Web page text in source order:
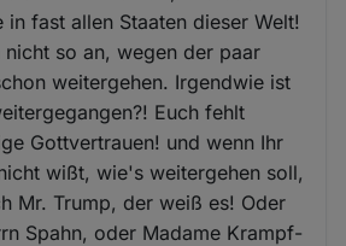
fast allen Staaten dieser Welt!
nicht so an, wegen der paar
weitergehen. Irgendwie ist
Euch fehlt
Gottvertrauen! und wenn Ihr
wißt, wie's weitergehen soll,
Mr. Trump, der weiß es! Oder
Spahn, oder Madame Krampf-